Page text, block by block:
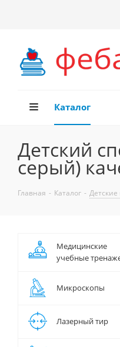
Каталог
Детский
серый)
Главная - Каталог -
Медицинские
учебные
Микроскопы
Лазерный тир